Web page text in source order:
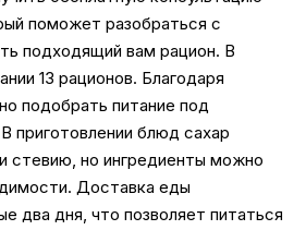
поможет разобраться с
подходящий вам рацион. В
13 рационов. Благодаря
подобрать питание под
приготовлении блюд сахар
стевию, но ингредиенты можно
Доставка еды
два дня, что позволяет питаться